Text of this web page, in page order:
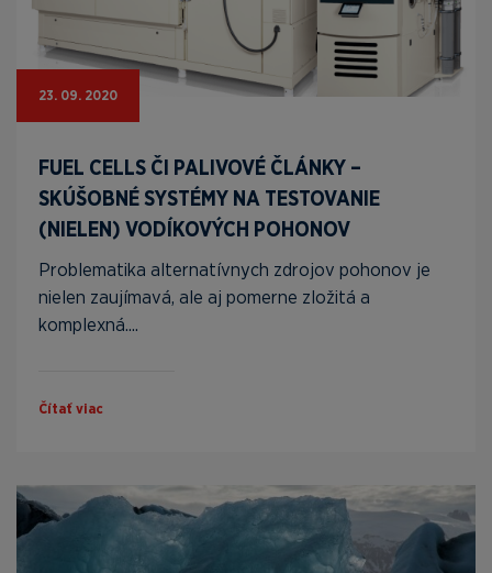
23. 09. 2020
FUEL CELLS ČI PALIVOVÉ ČLÁNKY –
SKÚŠOBNÉ SYSTÉMY NA TESTOVANIE
(NIELEN) VODÍKOVÝCH POHONOV
Problematika alternatívnych zdrojov pohonov je
nielen zaujímavá, ale aj pomerne zložitá a
komplexná....
Čítať viac